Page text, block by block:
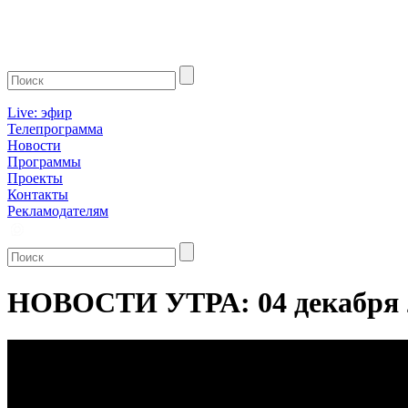
Live: эфир
Телепрограмма
Новости
Программы
Проекты
Контакты
Рекламодателям
НОВОСТИ УТРА: 04 декабря